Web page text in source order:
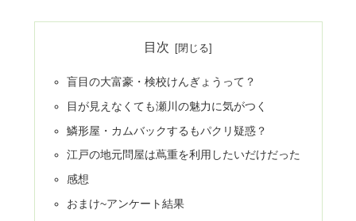
目次
盲目の大富豪・検校けんぎょうって？
目が見えなくても瀬川の魅力に気がつく
鱗形屋・カムバックするもパクリ疑惑？
江戸の地元問屋は蔦重を利用したいだけだった
感想
おまけ~アンケート結果